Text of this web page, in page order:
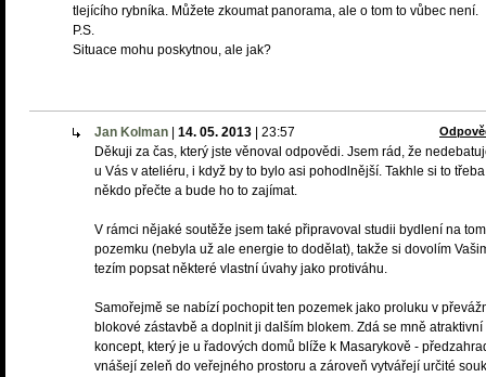
tlejícího rybníka. Můžete zkoumat panorama, ale o tom to vůbec není.
P.S.
Situace mohu poskytnou, ale jak?
Jan Kolman 14. 05. 2013 23:57
Děkuji za čas, který jste věnoval odpovědi. Jsem rád, že
u Vás v ateliéru, i když by to bylo asi pohodlnější. Takhle si to třeba
někdo přečte a bude ho to zajímat.
V rámci nějaké soutěže jsem také připravoval studii bydlení na
pozemku (nebyla už ale energie to dodělat), takže si dovolím
tezím popsat některé vlastní úvahy jako protiváhu.
Samořejmě se nabízí pochopit ten pozemek jako proluku v
blokové zástavbě a doplnit ji dalším blokem. Zdá se mně atraktivní
koncept, který je u řadových domů blíže k Masarykově -
vnášejí zeleň do veřejného prostoru a zároveň vytvářejí určité